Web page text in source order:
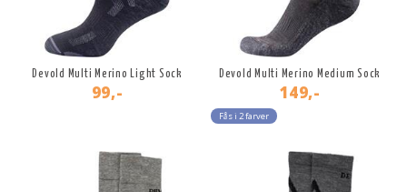
Devold Multi Merino Light Sock
99,-
Devold Multi Merino Medium Sock
149,-
Fås i 2 farver